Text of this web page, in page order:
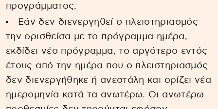
προγράμματος.
Εάν δεν διενεργηθεί ο πλειστηριασμός
την ορισθείσα με το πρόγραμμα ημέρα,
εκδίδει νέο πρόγραμμα, το αργότερο εντός
έτους από την ημέρα που ο πλειστηριασμός
δεν διενεργήθηκε ή ανεστάλη και ορίζει νέα
ημερομηνία κατά τα ανωτέρω. Οι ανωτέρω